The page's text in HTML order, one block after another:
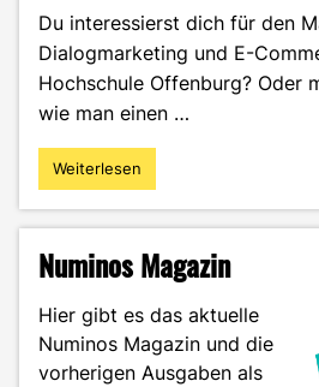
Du interessierst dich für den
Dialogmarketing und E-
Hochschule Offenburg? Oder
wie man einen …
"Vom
DEC
zu
Burda
Media
–
Weiterlesen
Numinos Magazin
Hier gibt es das aktuelle
Numinos Magazin und die
vorherigen Ausgaben als